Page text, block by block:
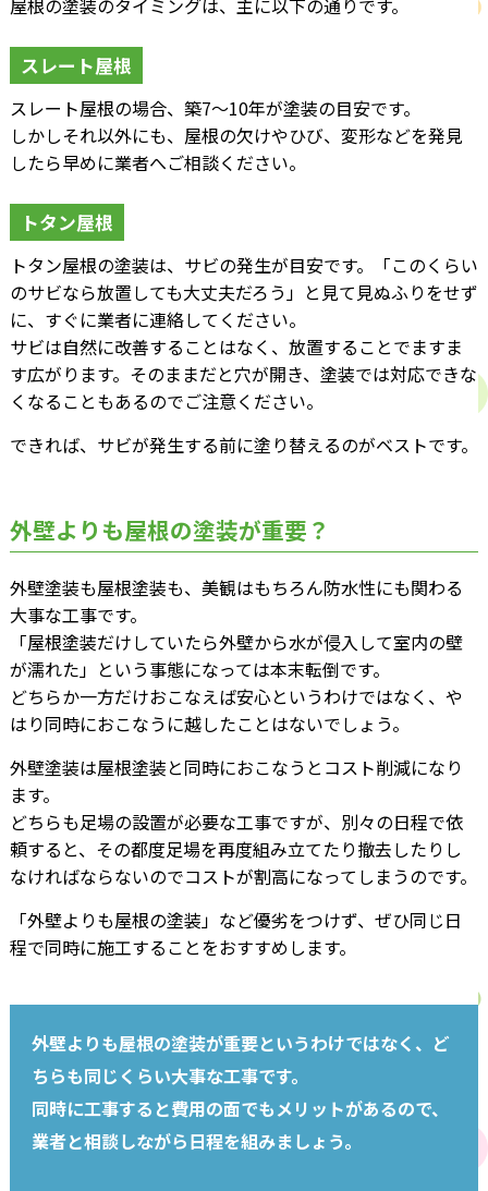
屋根の塗装のタイミングは、主に以下の通りです。
スレート屋根
スレート屋根の場合、築7～10年が塗装の目安です。
しかしそれ以外にも、屋根の欠けやひび、変形などを発見
したら早めに業者へご相談ください。
トタン屋根
トタン屋根の塗装は、サビの発生が目安です。「このくらい
のサビなら放置しても大丈夫だろう」と見て見ぬふりをせず
に、すぐに業者に連絡してください。
サビは自然に改善することはなく、放置することでますま
す広がります。そのままだと穴が開き、塗装では対応できな
くなることもあるのでご注意ください。
できれば、サビが発生する前に塗り替えるのがベストです。
外壁よりも屋根の塗装が重要？
外壁塗装も屋根塗装も、美観はもちろん防水性にも関わる
大事な工事です。
「屋根塗装だけしていたら外壁から水が侵入して室内の壁
が濡れた」という事態になっては本末転倒です。
どちらか一方だけおこなえば安心というわけではなく、や
はり同時におこなうに越したことはないでしょう。
外壁塗装は屋根塗装と同時におこなうとコスト削減になり
ます。
どちらも足場の設置が必要な工事ですが、別々の日程で依
頼すると、その都度足場を再度組み立てたり撤去したりし
なければならないのでコストが割高になってしまうのです。
「外壁よりも屋根の塗装」など優劣をつけず、ぜひ同じ日
程で同時に施工することをおすすめします。
外壁よりも屋根の塗装が重要というわけではなく、ど
ちらも同じくらい大事な工事です。
同時に工事すると費用の面でもメリットがあるので、
業者と相談しながら日程を組みましょう。